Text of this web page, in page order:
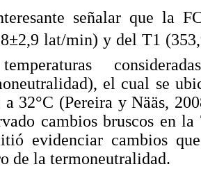
señalar que la
lat/min) y del T1
el cual se
a 32°C (Pereira y Nääs,
cambios bruscos en
evidenciar cambios
de la termoneutralidad.